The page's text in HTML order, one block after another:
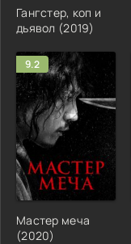
Гангстер, коп и
дьявол (2019)
9.2
Мастер меча
(2020)